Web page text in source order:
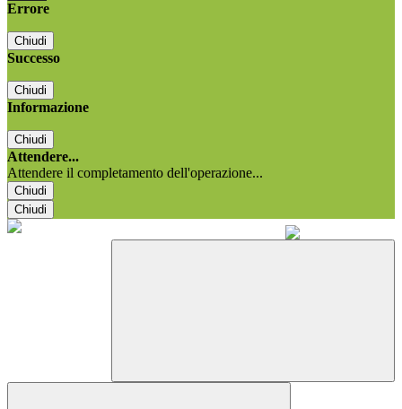
Errore
Chiudi
Successo
Chiudi
Informazione
Chiudi
Attendere...
Attendere il completamento dell'operazione...
Chiudi
Chiudi